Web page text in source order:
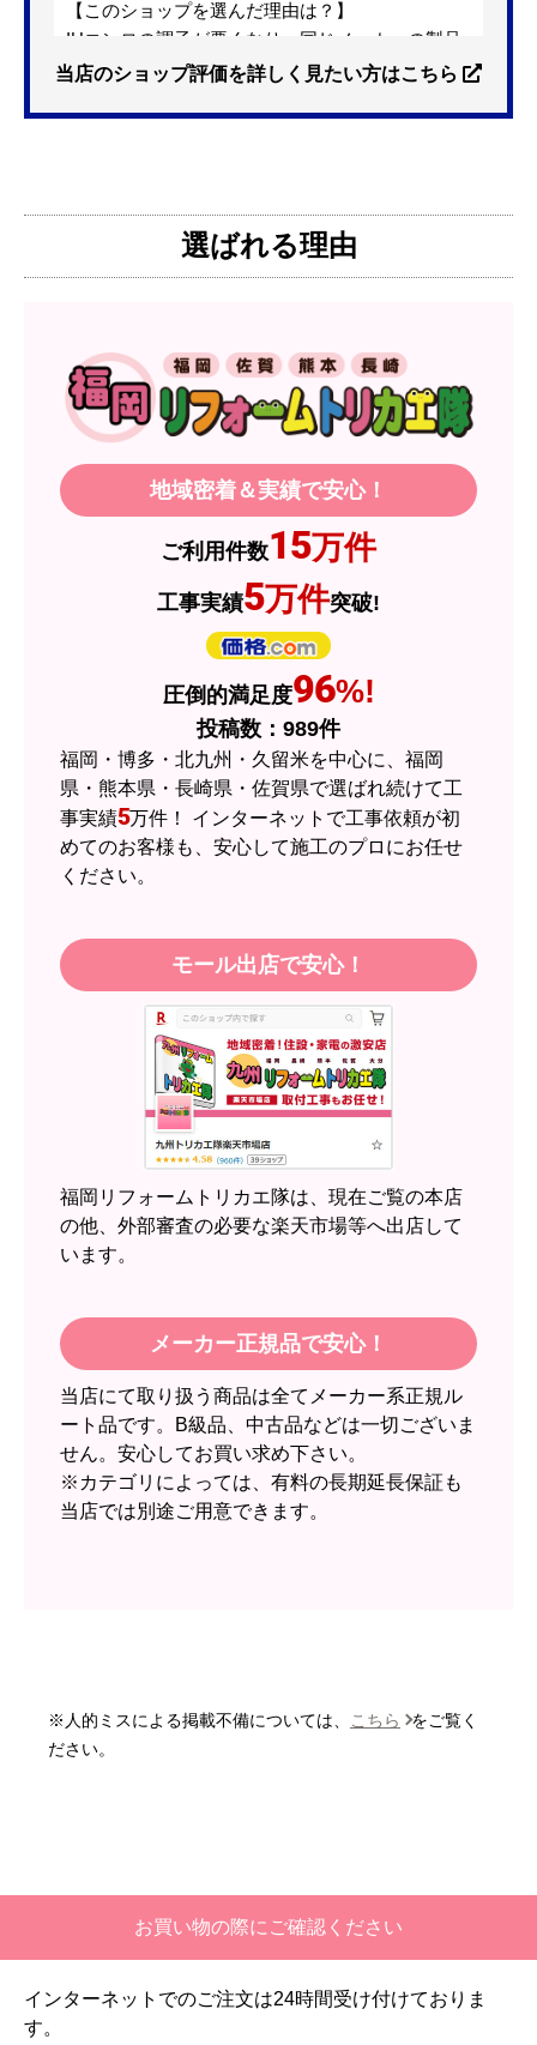
【このショップを選んだ理由は？】
IHコンロの調子が悪くなり、同じメーカーの製品
を探していました。ただ、3口から2口のものへ変
は需要が少なく製品によっては割高になるとのこ
ろ、希望した製品が量販店よりかなり安い価格で
あったので購入いたしました。
【その他感想・コメント】
製品価格もですが、設置や保証なども充実してい
るので、今後も頼りになるショップの一つです。
2026年7月3日 19:01
欲しい商品をスムーズに注文できましたか？
ショップからの連絡や対応は適切でしたか？
予定の期日までに商品が届きましたか？
はい
商品の梱包は必要十分なものでしたか？
はい
またこのショップを利用したいですか？
【注文商品】エアコン・クーラー 【注
文時期】2026年05月頃（モバイルから）
【このショップを選んだ理由は？】
近隣のショップでしっかりやってくれそうだった
【注文からどのくらいで届きましたか？】
【その他感想・コメント】
2026年6月30日 23:50
欲しい商品をスムーズに注文できましたか？
はい
ショップからの連絡や対応は適切でしたか？
無回答
予定の期日までに商品が届きましたか？
【注文からどのくらいで届きましたか？】
【その他感想・コメント】
当店のショップ評価を詳しく見たい方はこちら
選ばれる理由
地域密着＆実績で安心！
ご利用件数15万件
工事実績5万件突破!
圧倒的満足度96%!
投稿数： 989件
福岡・博多・北九州・久留米を中心に、福岡
県・熊本県・長崎県・佐賀県で選ばれ続けて工
事実績5万件！ インターネットで工事依頼が初
めてのお客様も、安心して施工のプロにお任せ
ください。
モール出店で安心！
福岡リフォームトリカエ隊は、現在ご覧の本店
の他、外部審査の必要な楽天市場等へ出店して
います。
メーカー正規品で安心！
当店にて取り扱う商品は全てメーカー系正規ル
ート品です。B級品、中古品などは一切ございま
せん。安心してお買い求め下さい。
※カテゴリによっては、有料の長期延長保証も
当店では別途ご用意できます。
※人的ミスによる掲載不備については、 こちら
をご覧く
ださい。
お買い物の際にご確認ください
インターネットでのご注文は24時間受け付けておりま
す。